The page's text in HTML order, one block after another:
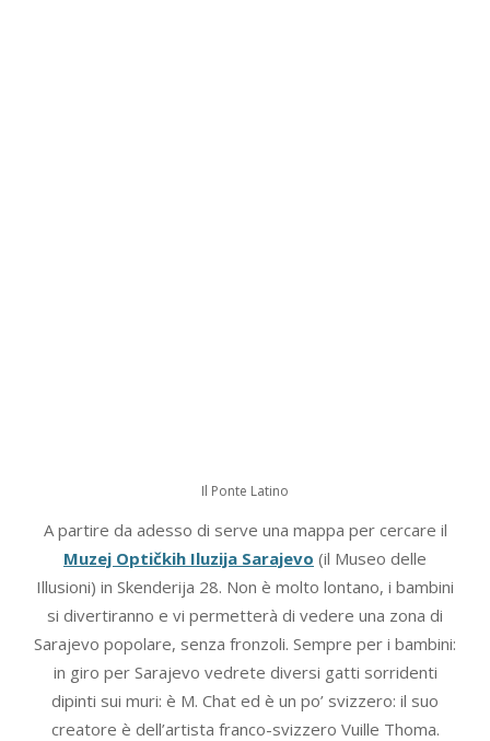
Il Ponte Latino
A partire da adesso di serve una mappa per cercare il
Muzej Optičkih Iluzija Sarajevo (il Museo delle
Illusioni) in Skenderija 28. Non è molto lontano, i bambini
si divertiranno e vi permetterà di vedere una zona di
Sarajevo popolare, senza fronzoli. Sempre per i bambini:
in giro per Sarajevo vedrete diversi gatti sorridenti
dipinti sui muri: è M. Chat ed è un po’ svizzero: il suo
creatore è dell’artista franco-svizzero Vuille Thoma.